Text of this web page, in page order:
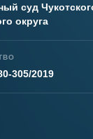
суд
округа
305/2019